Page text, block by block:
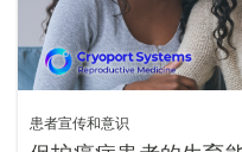
患者宣传和意识